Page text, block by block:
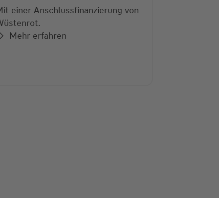
einer Anschlussfinanzierung von
Mehr erfahren